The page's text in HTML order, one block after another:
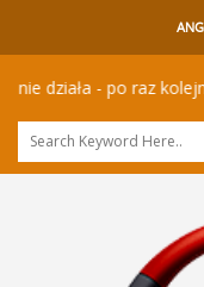
działa - po raz kolejny